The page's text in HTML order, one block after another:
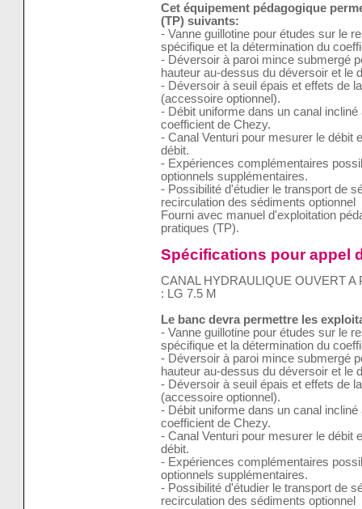
Cet équipement pédagogique
(TP) suivants:
- Vanne guillotine pour études sur le
spécifique et la détermination du
- Déversoir à paroi mince submergé
hauteur au-dessus du déversoir et le
- Déversoir à seuil épais et effets de
(accessoire optionnel).
- Débit uniforme dans un canal
coefficient de Chezy.
- Canal Venturi pour mesurer le débit
débit.
- Expériences complémentaires
optionnels supplémentaires.
- Possibilité d'étudier le transport de
recirculation des sédiments optionnel
Fourni avec manuel d'exploitation
pratiques (TP).
Spécifications pour appel
CANAL HYDRAULIQUE OUVERT A
: LG 7.5 M
Le banc devra permettre les
- Vanne guillotine pour études sur le
spécifique et la détermination du
- Déversoir à paroi mince submergé
hauteur au-dessus du déversoir et le
- Déversoir à seuil épais et effets de
(accessoire optionnel).
- Débit uniforme dans un canal
coefficient de Chezy.
- Canal Venturi pour mesurer le débit
débit.
- Expériences complémentaires
optionnels supplémentaires.
- Possibilité d'étudier le transport de
recirculation des sédiments optionnel